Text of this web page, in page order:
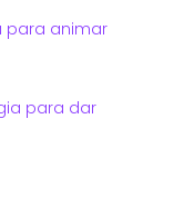
para animar
para dar